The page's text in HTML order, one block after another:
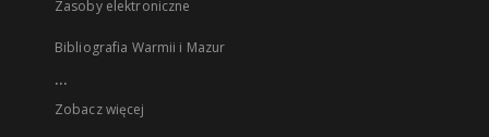
Zasoby elektroniczne
Bibliografia Warmii i Mazur
...
Zobacz więcej